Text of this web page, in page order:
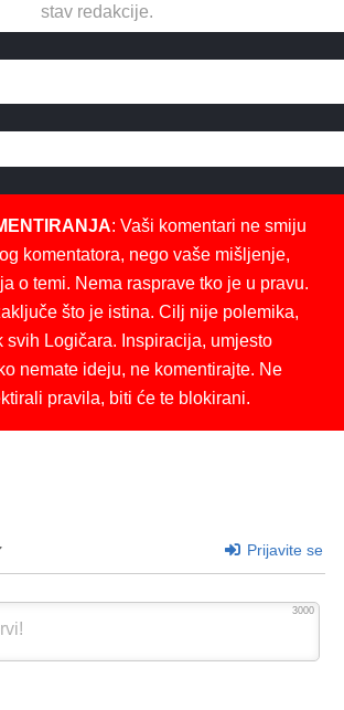
stav redakcije.
: Vaši komentari ne smiju
komentatora, nego vaše mišljenje,
o temi. Nema rasprave tko je u pravu.
što je istina. Cilj nije polemika,
svih Logičara. Inspiracija, umjesto
nemate ideju, ne komentirajte. Ne
pravila, biti će te blokirani.
Prijavite se
3000